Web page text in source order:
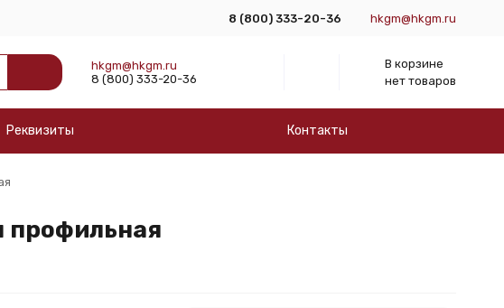
8 (800) 333-20-36 hkgm@hkgm.ru
hkgm@hkgm.ru
8 (800) 333-20-36
В корзине
нет товаров
Реквизиты Контакты
профильная